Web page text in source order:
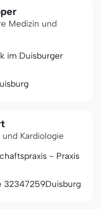
Medizin und
im Duisburger
Kardiologie
- Praxis
32347259Duisburg